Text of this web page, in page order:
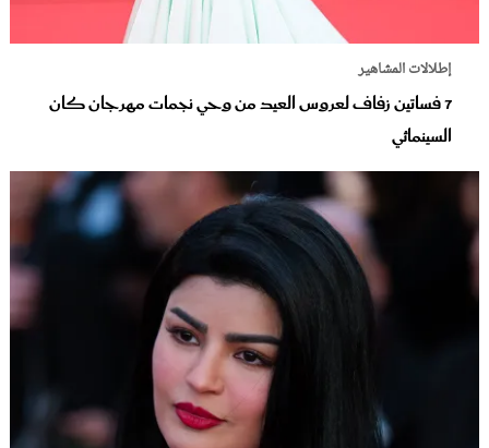
إطلالات المشاهير
7 فساتين زفاف لعروس العيد من وحي نجمات مهرجان كان
السينمائي